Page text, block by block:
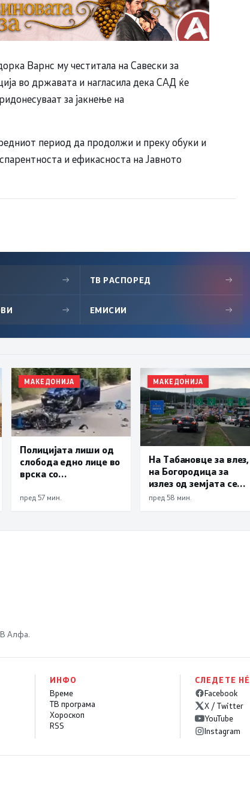
Варнс му честитала на Савески за
во државата и нагласила дека САД ќе
за јакнење на
период да продолжи и преку обуки и
и ефикасноста на Јавното
→ ТВ РАСПОРЕД →
→ ЕМИСИИ →
МАКЕДОНИЈА
Полицијата лиши од
слобода едно лице во
врска со
несреќа во Скопје во
пред 57 мин.
МАКЕДОНИЈА
На Табановце за влез,
на Богородица за
излез од земјата се
чека по 30 минути
пред 58 мин.
Алфа.
ИНФО
Време
ТВ програма
Хороскоп
RSS
СЛЕДЕТЕ НÉ
Facebook
X / Twitter
YouTube
Instagram